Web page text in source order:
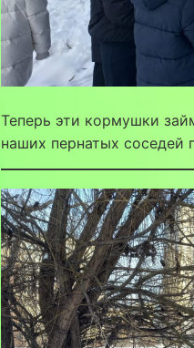
Теперь эти кормушки
наших пернатых соседей